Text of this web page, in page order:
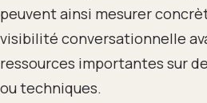
peuvent ainsi mesurer
visibilité conversationnelle
ressources importantes sur
ou techniques.